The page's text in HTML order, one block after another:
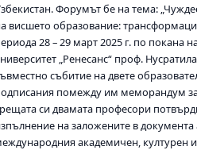
Форумът бе на тема:
висшето образование:
28 – 29 март 2025 г. по покана
„Ренесанс“ проф.
събитие на двете
помежду им меморандум
си двамата професори
на заложените в
академичен, културен